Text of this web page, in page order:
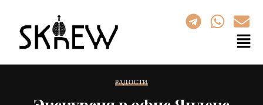
РАДОСТИ